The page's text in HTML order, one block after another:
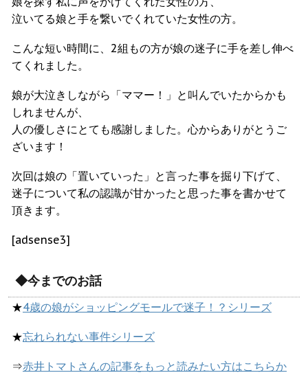
泣いてる娘と手を繋いでくれていた女性の方。
こんな短い時間に、2組もの方が娘の迷子に手を差し伸べ
てくれました。
娘が大泣きしながら「ママー！」と叫んでいたからかも
しれませんが、
人の優しさにとても感謝しました。心からありがとうご
ざいます！
次回は娘の「置いていった」と言った事を掘り下げて、
迷子について私の認識が甘かったと思った事を書かせて
頂きます。
[adsense3]
◆今までのお話
★4歳の娘がショッピングモールで迷子！？シリーズ
★忘れられない事件シリーズ
⇒赤井トマトさんの記事をもっと読みたい方はこちらか